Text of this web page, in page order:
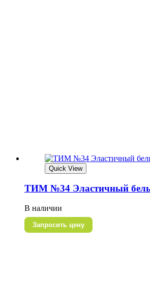
Quick View
ТИМ №34 Эластичный
В наличии
Запросить цену